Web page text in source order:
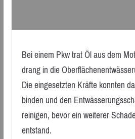
Bei einem Pkw trat Öl aus dem
drang in die
Die eingesetzten Kräfte konnten
binden und den
reinigen, bevor ein weiterer
entstand.